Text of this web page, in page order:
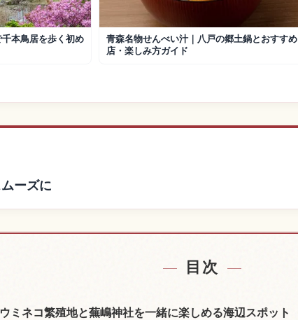
本鳥居を歩く初め
青森名物せんべい汁｜八戸の郷土鍋とおすすめ
店・楽しみ方ガイド
ーズに
目次
ミネコ繁殖地と蕪嶋神社を一緒に楽しめる海辺スポット